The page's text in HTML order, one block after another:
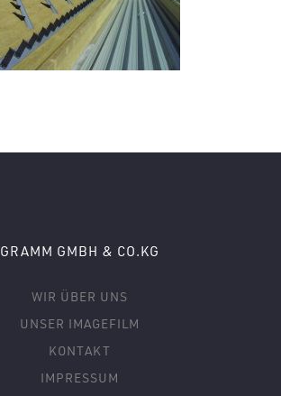
GRAMM GMBH & CO.KG
WIR ÜBER UNS
UNSER IMAGEFILM
KONTAKT
IMPRESSUM